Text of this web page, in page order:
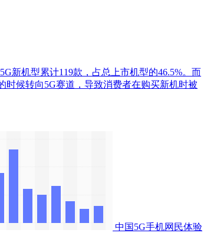
新机型累计119款，占总上市机型的46.5%。而
时候转向5G赛道，导致消费者在购买新机时被
中国5G手机网民体验